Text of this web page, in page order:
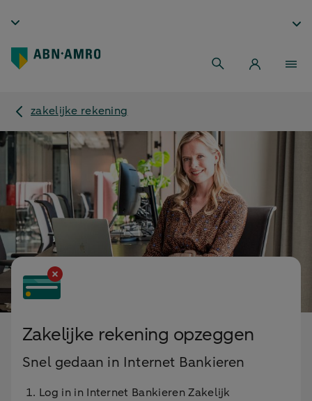
zakelijke rekening
Zakelijke rekening opzeggen
Snel gedaan in Internet Bankieren
Log in in Internet Bankieren Zakelijk